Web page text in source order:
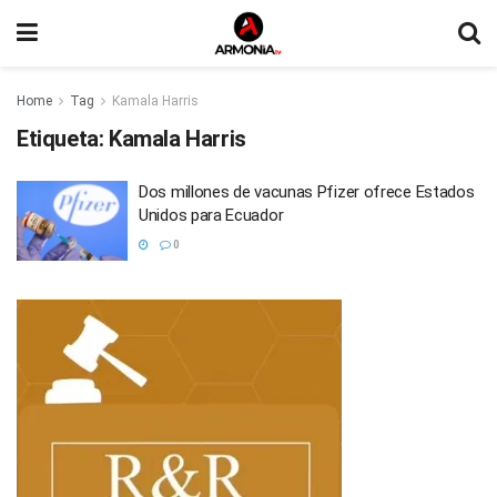
Home Tag Kamala Harris
Etiqueta: Kamala Harris
Dos millones de vacunas Pfizer ofrece Estados
Unidos para Ecuador
0